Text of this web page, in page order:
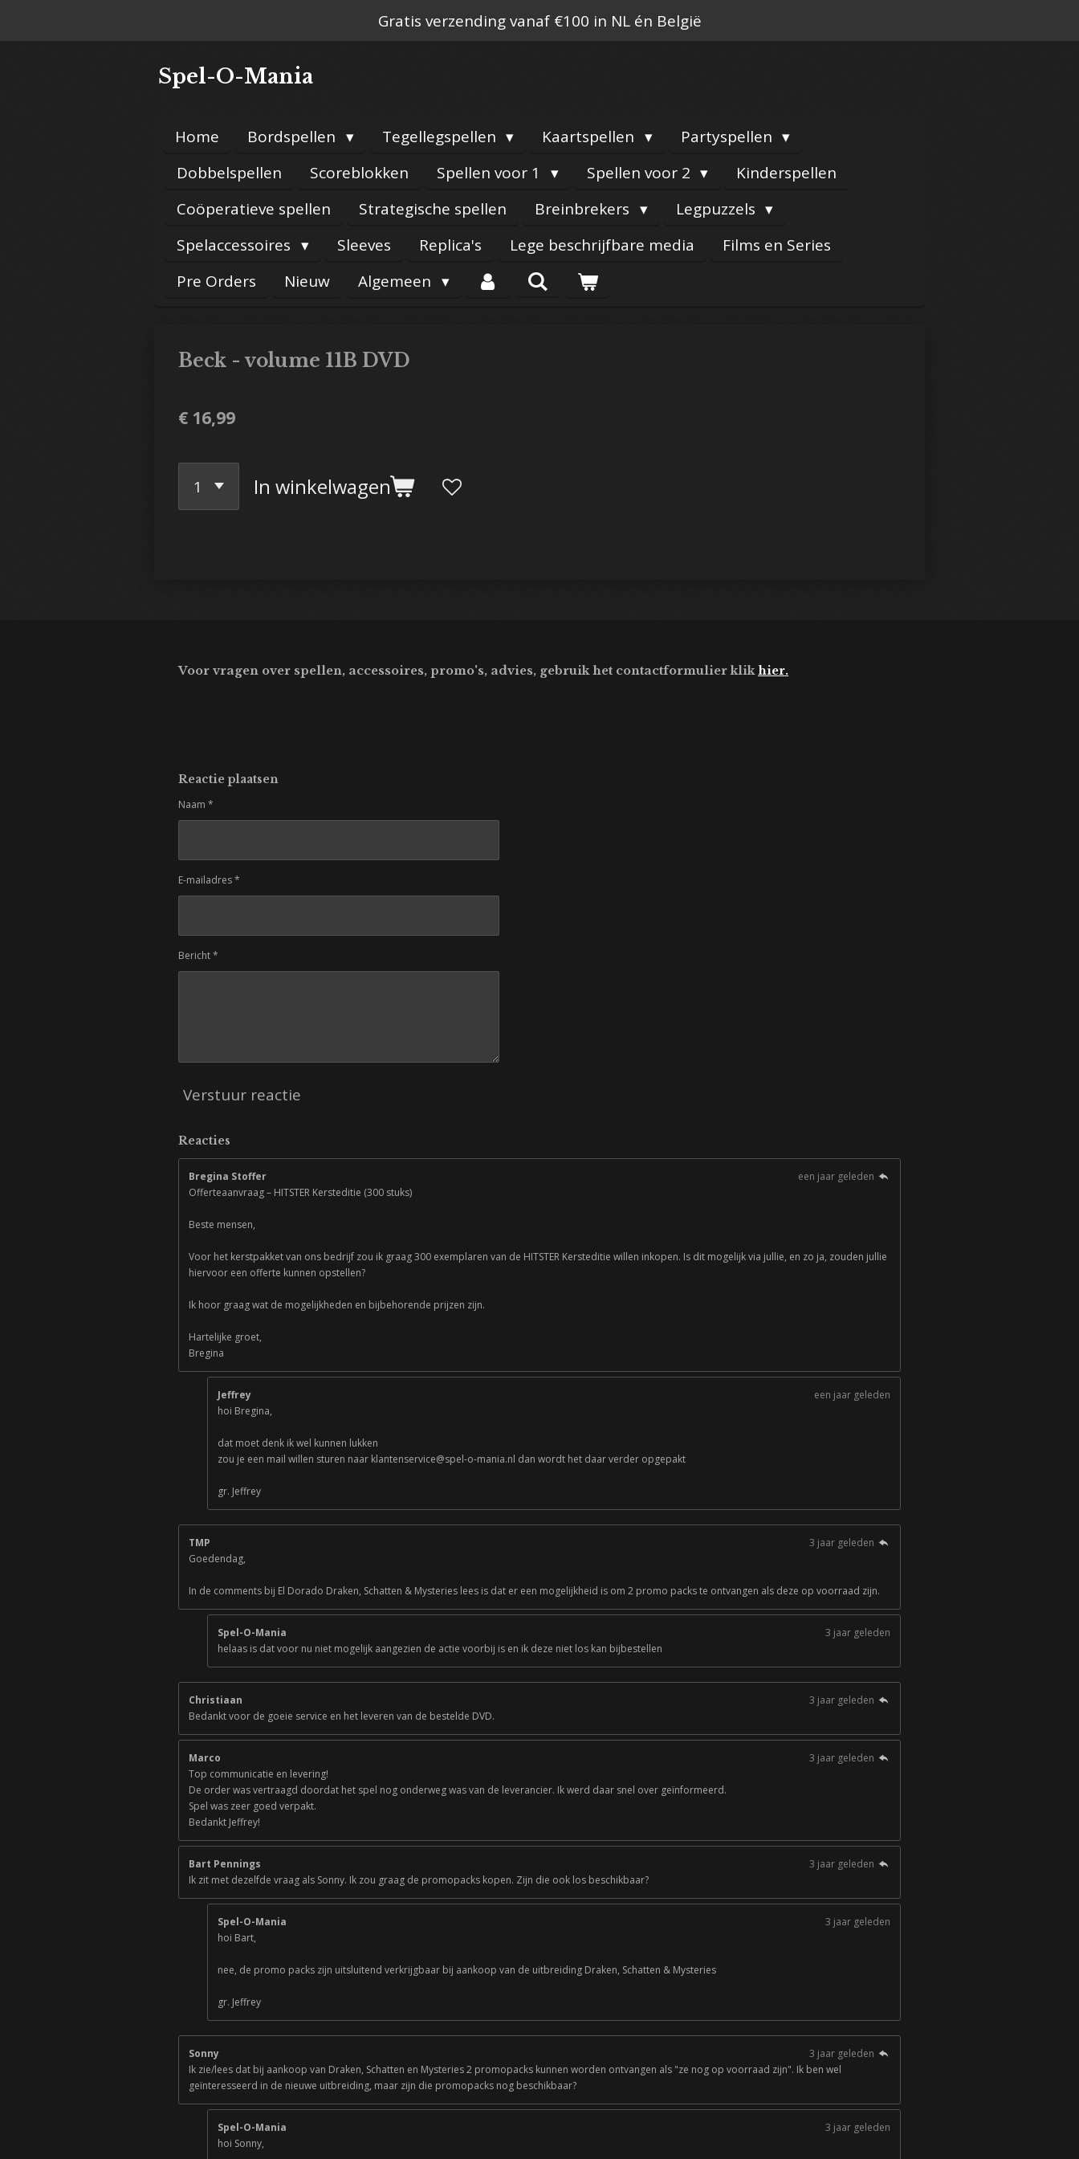
Gratis verzending vanaf €100 in NL én België
Spel-O-Mania
Home Bordspellen Tegellegspellen Kaartspellen
Partyspellen
Dobbelspellen
Scoreblokken Spellen voor 1 Spellen voor 2
Kinderspellen
Coöperatieve spellen
Strategische spellen Breinbrekers
Legpuzzels
Spelaccessoires
Sleeves Replica's Lege beschrijfbare media
Films en Series
Pre Orders
Nieuw Algemeen
Beck - volume 11B DVD
€ 16,99
In winkelwagen
Voor vragen over spellen, accessoires, promo's, advies, gebruik het contactformulier klikhier.
Reactie plaatsen
Naam *
E-mailadres *
Bericht *
Verstuur reactie
Reacties
Bregina Stoffer
een jaar geleden
Offerteaanvraag – HITSTER Kersteditie (300 stuks)
Beste mensen,
Voor het kerstpakket van ons bedrijf zou ik graag 300 exemplaren van de HITSTER Kersteditie willen inkopen. Is dit mogelijk via jullie, en zo ja, zouden jullie
hiervoor een offerte kunnen opstellen?
Ik hoor graag wat de mogelijkheden en bijbehorende prijzen zijn.
Hartelijke groet,
Bregina
Jeffrey
een jaar geleden
hoi Bregina,
dat moet denk ik wel kunnen lukken
zou je een mail willen sturen naar klantenservice@spel-o-mania.nl dan wordt het daar verder opgepakt
gr. Jeffrey
TMP
3 jaar geleden
Goedendag,
In de comments bij El Dorado Draken, Schatten & Mysteries lees is dat er een mogelijkheid is om 2 promo packs te ontvangen als deze op voorraad zijn.
Spel-O-Mania
3 jaar geleden
helaas is dat voor nu niet mogelijk aangezien de actie voorbij is en ik deze niet los kan bijbestellen
Christiaan
3 jaar geleden
Bedankt voor de goeie service en het leveren van de bestelde DVD.
Marco
3 jaar geleden
Top communicatie en levering!
De order was vertraagd doordat het spel nog onderweg was van de leverancier. Ik werd daar snel over geïnformeerd.
Spel was zeer goed verpakt.
Bedankt Jeffrey!
Bart Pennings
3 jaar geleden
Ik zit met dezelfde vraag als Sonny. Ik zou graag de promopacks kopen. Zijn die ook los beschikbaar?
Spel-O-Mania
3 jaar geleden
hoi Bart,
nee, de promo packs zijn uitsluitend verkrijgbaar bij aankoop van de uitbreiding Draken, Schatten & Mysteries
gr. Jeffrey
Sonny
3 jaar geleden
Ik zie/lees dat bij aankoop van Draken, Schatten en Mysteries 2 promopacks kunnen worden ontvangen als "ze nog op voorraad zijn". Ik ben wel
geïnteresseerd in de nieuwe uitbreiding, maar zijn die promopacks nog beschikbaar?
Spel-O-Mania
3 jaar geleden
hoi Sonny,